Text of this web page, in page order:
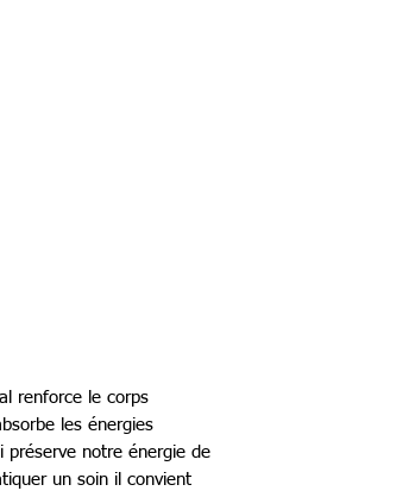
renforce le corps
les énergies
préserve notre énergie de
un soin il convient